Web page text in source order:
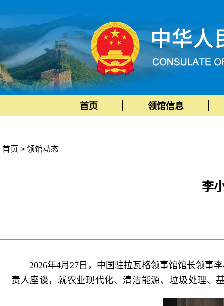
首页 领馆信息
首页 > 领馆动态
李
2026年4月27日，中国驻拉瓦格领事馆馆长领事
责人座谈，就农业现代化、清洁能源、垃圾处理、